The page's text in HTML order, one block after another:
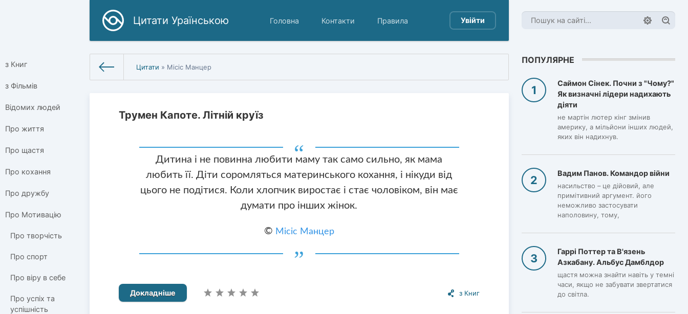
Цитати Ураїнською Головна Контакти Правила Увійти
з Книг
з Фільмів
Відомих людей
Про життя
Про щастя
Про кохання
Про дружбу
Про Мотивацію
Про творчість
Про спорт
Про віру в себе
Про успіх та
успішність
Цитати » Місіс Манцер
Трумен Капоте. Літній круїз
Дитина і не повинна любити маму так само сильно, як мама
любить її. Діти соромляться материнського кохання, і нікуди від
цього не подітися. Коли хлопчик виростає і стає чоловіком, він має
думати про інших жінок.
© Місіс Манцер
з Книг
Докладніше
ПОПУЛЯРНЕ
Саймон Сінек. Почни з "Чому?"
Як визначні лідери надихають
діяти
не мартін лютер кінг змінив
америку, а мільйони інших людей,
яких він надихнув.
Вадим Панов. Командор війни
насильство – це дійовий, але
примітивний аргумент. його
неможливо застосувати
наполовину, тому,
Гаррі Поттер та В'язень
Азкабану. Альбус Дамблдор
щастя можна знайти навіть у темні
часи, якщо не забувати звертатися
до світла.